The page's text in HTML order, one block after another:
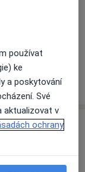
k dispozici
informace o
používat
ke
a poskytování
Své
aktualizovat v
ochrany